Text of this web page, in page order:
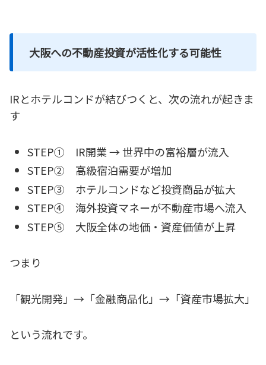
大阪への不動産投資が活性化する可能性
IRとホテルコンドが結びつくと、次の流れが起きま
す
STEP① IR開業 → 世界中の富裕層が流入
STEP② 高級宿泊需要が増加
STEP③ ホテルコンドなど投資商品が拡大
STEP④ 海外投資マネーが不動産市場へ流入
STEP⑤ 大阪全体の地価・資産価値が上昇
つまり
「観光開発」→「金融商品化」→「資産市場拡大」
という流れです。